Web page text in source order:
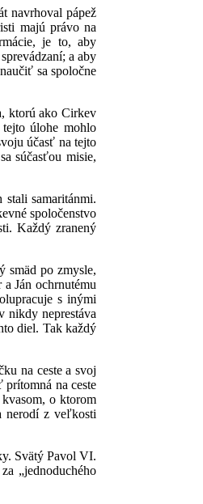
navrhoval pápež
majú právo na
je to, aby
a aby
sa spoločne
ktorú ako Cirkev
úlohe mohlo
účasť na tejto
súčasťou misie,
samaritánmi.
spoločenstvo
Každý zranený
smäd po zmysle,
Ján ochrnutému
s inými
nikdy neprestáva
diel. Tak každý
na ceste a svoj
na ceste
o ktorom
nerodí z veľkosti
Svätý Pavol VI.
„jednoduchého